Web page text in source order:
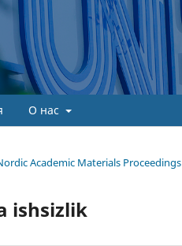
О нас
Academic Materials Proceedings
ishsizlik